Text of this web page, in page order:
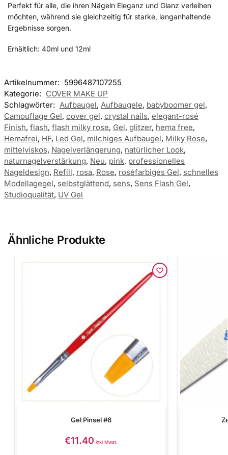
Perfekt für alle, die ihren Nägeln Eleganz und Glanz verleihen
möchten, während sie gleichzeitig für starke, langanhaltende
Ergebnisse sorgen.
Erhältlich: 40ml und 12ml
Artikelnummer: 5996487107255
Kategorie: COVER MAKE UP
Schlagwörter: Aufbaugel, Aufbaugele, babyboomer gel,
Camouflage Gel, cover gel, crystal nails, elegant-rosé
Finish, flash, flash milky rose, Gel, glitzer, hema free,
Hemafrei, HF, Led Gel, milchiges Aufbaugel, Milky Rose,
mittelviskos, Nagelverlängerung, natürlicher Look,
naturnagelverstärkung, Neu, pink, professionelles
Nageldesign, Refill, rosa, Rose, roséfarbiges Gel, schnelles
Modellagegel, selbstglättend, sens, Sens Flash Gel,
Studioqualität, UV Gel
Ähnliche Produkte
Gel Pinsel #6
€11.40 inkl Mwst.